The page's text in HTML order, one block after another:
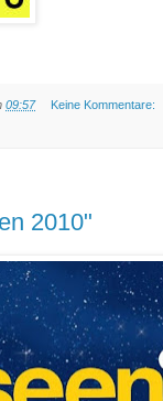
09:57 Keine Kommentare:
2010"